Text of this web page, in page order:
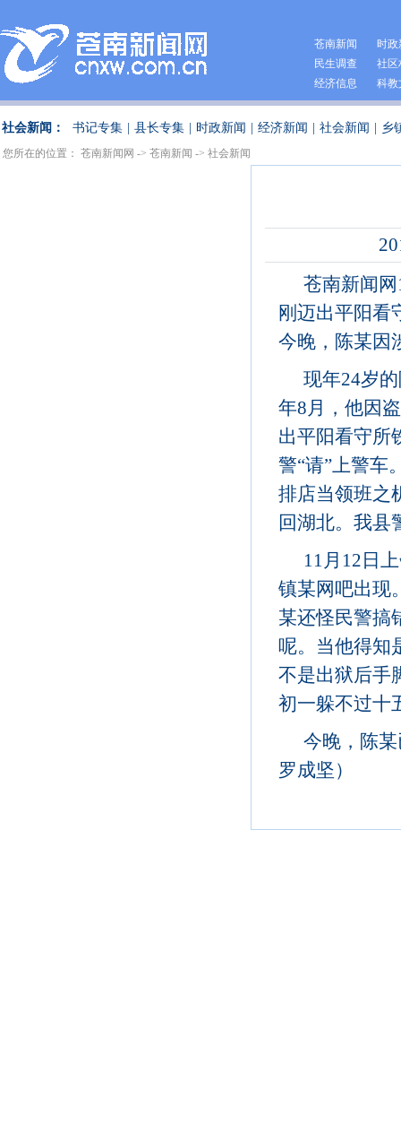
苍南新闻
时政
民生调查
社区
经济信息
科教
社会新闻： 书记专集 县长专集 时政新闻 经济新闻 社会新闻 乡
您所在的位置： 苍南新闻网 -> 苍南新闻 -> 社会新闻
苍南新闻
刚迈出平阳看
今晚，陈某因
现年24岁
年8月，他因
出平阳看守所
警“请”上警车
排店当领班之
回湖北。我县
11月12日
镇某网吧出现
某还怪民警搞
呢。当他得知
不是出狱后手
初一躲不过十
今晚，陈
罗成坚）